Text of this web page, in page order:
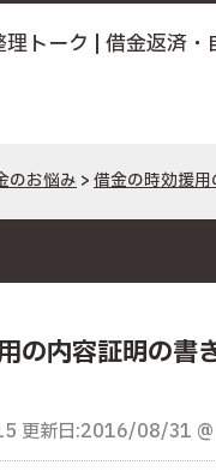
のお悩み > 借金の時効援
の内容証明の書
更新日:2016/08/31